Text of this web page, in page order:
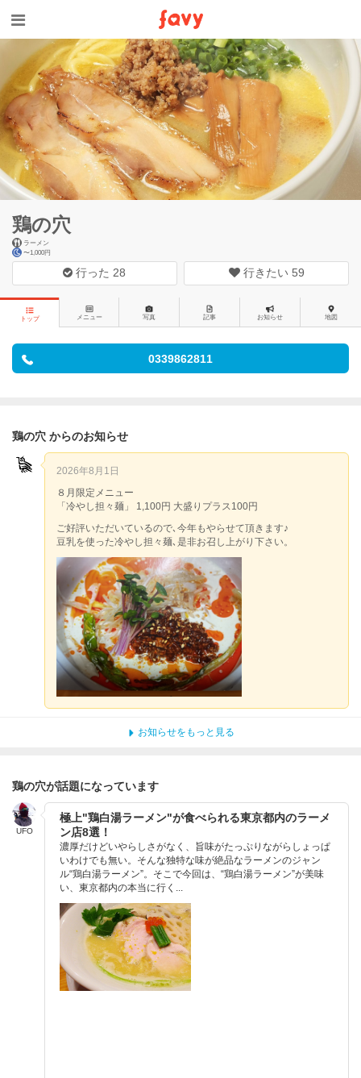
鶏の穴
ラーメン
〜1,000円
行った 28 行きたい 59
トップ メニュー 写真 記事 お知らせ 地図
0339862811
鶏の穴 からのお知らせ
2026年8月1日
８月限定メニュー
「冷やし担々麺」 1,100円 大盛りプラス100円
ご好評いただいているので､今年もやらせて頂きます♪
豆乳を使った冷やし担々麺､是非お召し上がり下さい。
お知らせをもっと見る
鶏の穴が話題になっています
UFO
極上"鶏白湯ラーメン"が食べられる東京都内のラーメ
ン店8選！
濃厚だけどいやらしさがなく、旨味がたっぷりながらしょっぱ
いわけでも無い。そんな独特な味が絶品なラーメンのジャン
ル“鶏白湯ラーメン”。そこで今回は、“鶏白湯ラーメン”が美味
い、東京都内の本当に行く...